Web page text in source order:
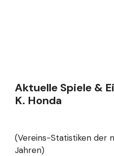
Aktuelle Spiele &
K. Honda
(Vereins-Statistiken der
Jahren)